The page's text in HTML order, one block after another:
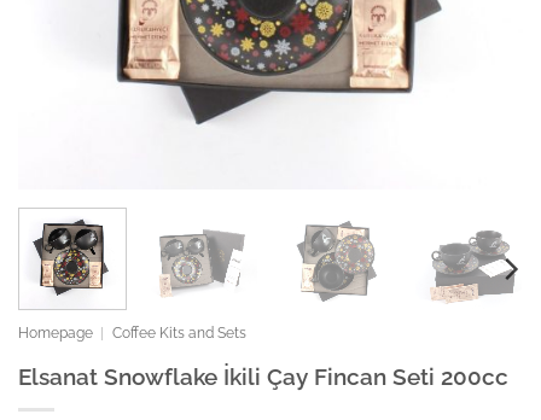
Homepage Coffee Kits and Sets
Elsanat Snowflake İkili Çay Fincan Seti 200cc